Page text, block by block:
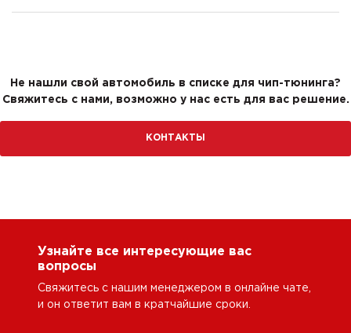
Не нашли свой автомобиль в списке для чип-тюнинга?
Свяжитесь с нами, возможно у нас есть для вас решение.
КОНТАКТЫ
Узнайте все интересующие вас
вопросы
Свяжитесь с нашим менеджером в онлайне чате,
и он ответит вам в кратчайшие сроки.